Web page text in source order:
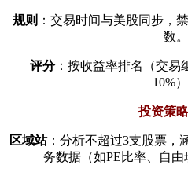
​规则​ ：交易时间与美股同步，
数。
​评分​：按收益率排名（交易
10%）
投资策
​区域站​：分析不超过3支股票，
务数据（如PE比率、自由